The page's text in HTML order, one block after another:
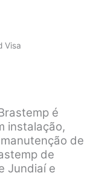
Visa
é
instalação,
de
de
Jundiaí e